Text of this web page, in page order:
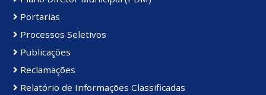
Portarias
Processos Seletivos
Publicações
Reclamações
Relatório de Informações Classificadas